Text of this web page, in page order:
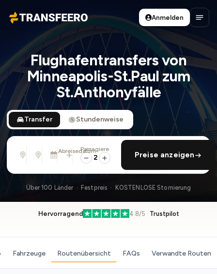
Transfeero
Anmelden
Flughafentransfers von
Minneapolis-St.Paul zum
St.Anthonyfälle
Transfer Stundenweise
Von
Adresse, Flughafen, Hotel, ...
Nach
Adresse, Flughafen, Hotel, ...
Abreisedatum
So., 9. Aug. · 01:45 PM
rückfahrt hinzufügen
Passagiere
2 Preise anzeigen
Über 100 Länder · Festpreis · KOSTENLOSE Stornierung
Hervorragend 4.8/5 · Trustpilot
Fahrzeuge Routenübersicht FAQs Verwandte Routen